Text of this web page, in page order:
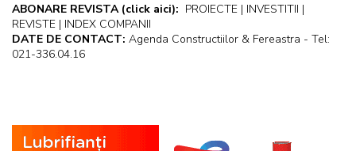
ABONARE REVISTA (click aici): PROIECTE | INVESTITII |
REVISTE | INDEX COMPANII
DATE DE CONTACT: Agenda Constructiilor & Fereastra - Tel:
021-336.04.16